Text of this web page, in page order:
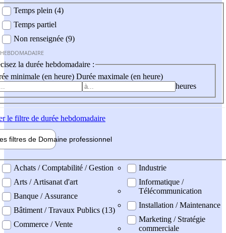
Temps plein (4)
Temps partiel
Non renseignée (9)
la durée hebdomadaire :
minimale (en heure) Durée maximale (en heure)
heures
le filtre de durée hebdomadaire
filtres de Domaine professionnel
professionel
Achats / Comptabilité / Gestion
Arts / Artisanat d'art
Banque / Assurance
Bâtiment / Travaux Publics (13)
Commerce / Vente
Industrie
Informatique /
Télécommunication
Installation / Maintenance
Marketing / Stratégie
commerciale